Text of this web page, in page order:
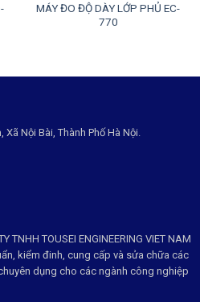
MÁY ĐO ĐỘ DÀY LỚP PHỦ EC-
770
Nội Bài, Thành Phố Hà Nội.
TNHH TOUSEI ENGINEERING VIET NAM
kiểm đinh, cung cấp và sửa chữa các
dụng cho các ngành công nghiệp